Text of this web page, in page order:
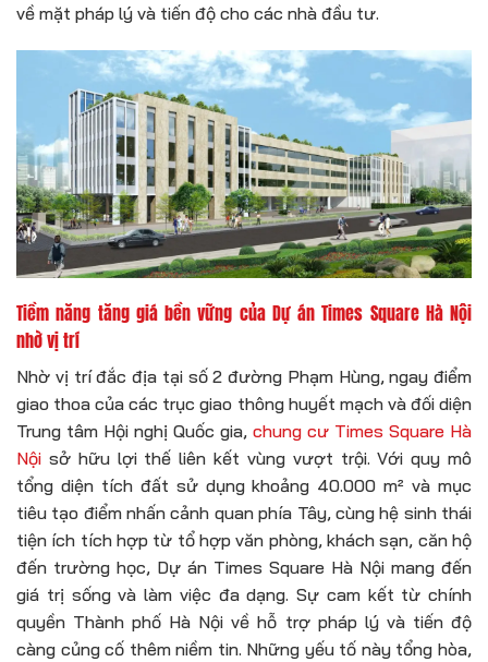
về mặt pháp lý và tiến độ cho các nhà đầu tư.
Tiềm năng tăng giá bền vững của Dự án Times Square Hà Nội
nhờ vị trí
Nhờ vị trí đắc địa tại số 2 đường Phạm Hùng, ngay điểm
giao thoa của các trục giao thông huyết mạch và đối diện
Trung tâm Hội nghị Quốc gia, chung cư Times Square Hà
Nội sở hữu lợi thế liên kết vùng vượt trội. Với quy mô
tổng diện tích đất sử dụng khoảng 40.000 m² và mục
tiêu tạo điểm nhấn cảnh quan phía Tây, cùng hệ sinh thái
tiện ích tích hợp từ tổ hợp văn phòng, khách sạn, căn hộ
đến trường học, Dự án Times Square Hà Nội mang đến
giá trị sống và làm việc đa dạng. Sự cam kết từ chính
quyền Thành phố Hà Nội về hỗ trợ pháp lý và tiến độ
càng củng cố thêm niềm tin. Những yếu tố này tổng hòa,